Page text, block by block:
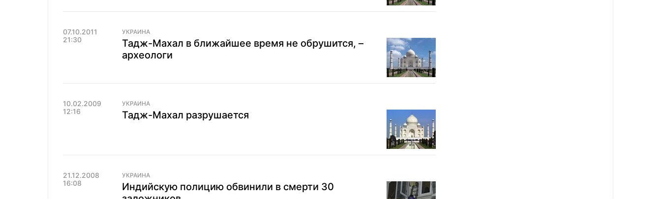
07.10.2011
21:30
УКРАИНА
Тадж-Махал в ближайшее время не обрушится, –
археологи
10.02.2009
12:16
УКРАИНА
Тадж-Махал разрушается
21.12.2008
16:08
УКРАИНА
Индийскую полицию обвинили в смерти 30